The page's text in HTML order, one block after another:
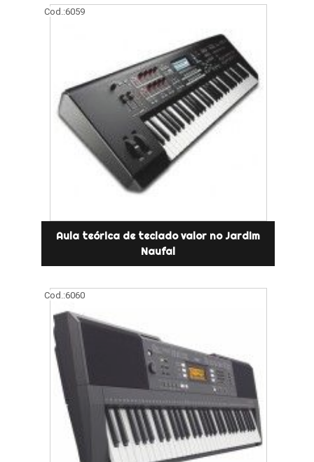
Cod.:6059
Aula teórica de teclado valor no Jardim
Naufal
Cod.:6060